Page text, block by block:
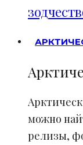
можно
релизы,